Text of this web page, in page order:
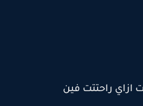
ازاي راحتتت فين